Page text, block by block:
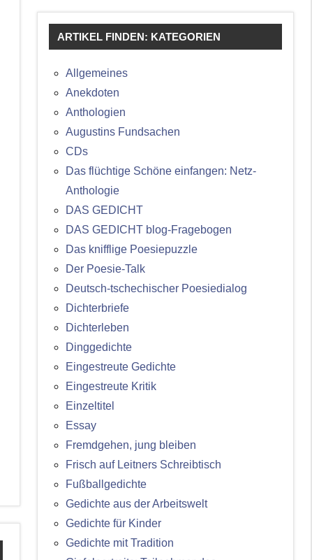
ARTIKEL FINDEN: KATEGORIEN
Allgemeines
Anekdoten
Anthologien
Augustins Fundsachen
CDs
Das flüchtige Schöne einfangen: Netz-
Anthologie
DAS GEDICHT
DAS GEDICHT blog-Fragebogen
Das knifflige Poesiepuzzle
Der Poesie-Talk
Deutsch-tschechischer Poesiedialog
Dichterbriefe
Dichterleben
Dinggedichte
Eingestreute Gedichte
Eingestreute Kritik
Einzeltitel
Essay
Fremdgehen, jung bleiben
Frisch auf Leitners Schreibtisch
Fußballgedichte
Gedichte aus der Arbeitswelt
Gedichte für Kinder
Gedichte mit Tradition